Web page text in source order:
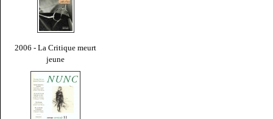
2006 - La Critique meurt
jeune